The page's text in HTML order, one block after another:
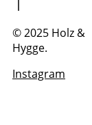
© 2025 Holz &
Hygge.
Instagram